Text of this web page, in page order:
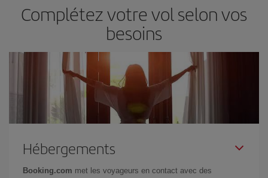
Complétez votre vol selon vos
besoins
Hébergements
Booking.com met les voyageurs en contact avec des